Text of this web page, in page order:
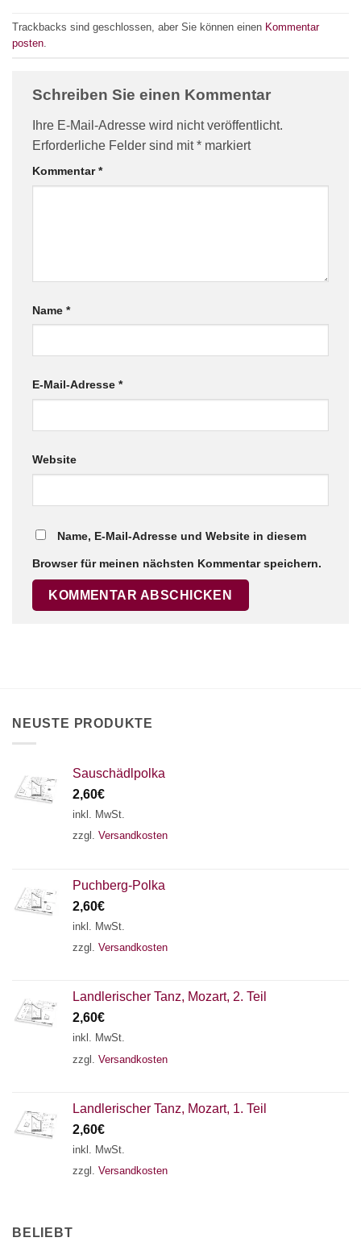
Trackbacks sind geschlossen, aber Sie können einen Kommentar
posten
Schreiben Sie einen Kommentar
Ihre E-Mail-Adresse wird nicht veröffentlicht.
Erforderliche Felder sind mit* markiert
Kommentar*
Name *
E-Mail-Adresse *
Website
Name, E-Mail-Adresse und Website in diesem
Browser für meinen nächsten Kommentar speichern.
NEUSTE PRODUKTE
Sauschädlpolka
2,60€
inkl. MwSt.
zzgl. Versandkosten
Puchberg-Polka
2,60€
inkl. MwSt.
zzgl. Versandkosten
Landlerischer Tanz, Mozart, 2. Teil
2,60€
inkl. MwSt.
zzgl. Versandkosten
Landlerischer Tanz, Mozart, 1. Teil
2,60€
inkl. MwSt.
zzgl. Versandkosten
BELIEBT
Chat Support
AKKORDZITHER